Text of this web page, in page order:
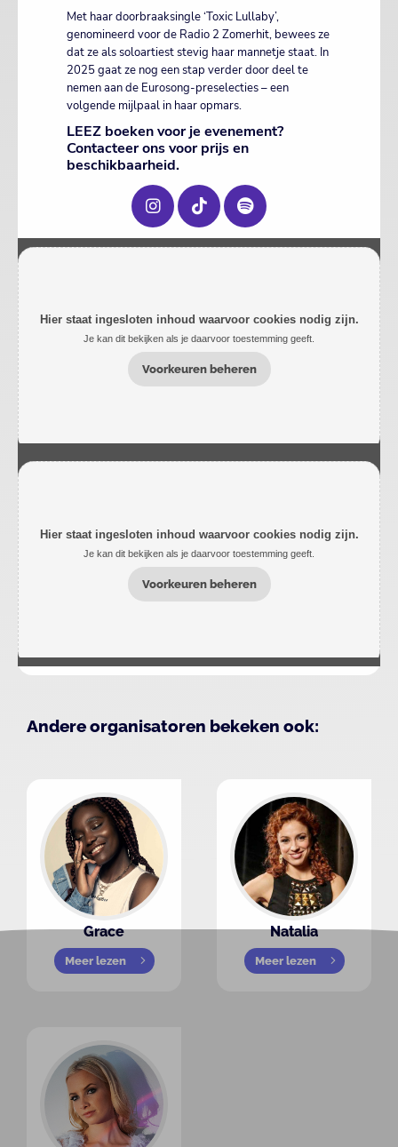
Met haar doorbraaksingle ‘Toxic Lullaby’,
genomineerd voor de Radio 2 Zomerhit, bewees ze
dat ze als soloartiest stevig haar mannetje staat. In
2025 gaat ze nog een stap verder door deel te
nemen aan de Eurosong-preselecties – een
volgende mijlpaal in haar opmars.
LEEZ boeken voor je evenement?
Contacteer ons voor prijs en
beschikbaarheid.
Hier staat ingesloten inhoud waarvoor cookies nodig zijn.
Je kan dit bekijken als je daarvoor toestemming geeft.
Voorkeuren beheren
Hier staat ingesloten inhoud waarvoor cookies nodig zijn.
Je kan dit bekijken als je daarvoor toestemming geeft.
Voorkeuren beheren
Andere organisatoren bekeken ook:
Grace
Meer lezen
Natalia
Meer lezen